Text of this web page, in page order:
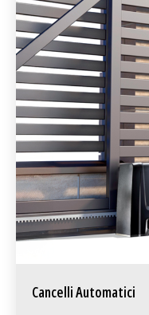
Cancelli Automatici